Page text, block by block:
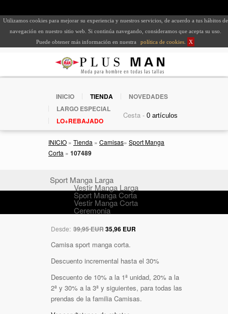
Utilizamos cookies para mejorar su experiencia y nuestros servicios, de acuerdo a tus hábitos de
navegación en nuestro sitio web. Si continúa navegando, consideramos que acepta su uso.
Puede obtener más información en nuestra
política de cookies X
INICIO TIENDA
NOVEDADES
LARGO ESPECIAL
LO+REBAJADO
Cesta -
INICIO » Tienda » Camisas» Sport Manga
Corta » 107489
Sport Manga Larga
Vestir Manga Larga
Sport Manga Corta
Vestir Manga Corta
Ceremonia
Desde: 39,95 EUR35,96 EUR
Camisa sport manga corta.
Descuento incremental hasta el 30%
Descuento de 10% a la 1ª unidad, 20% a la
2ª y 30% a la 3ª y siguientes, para todas las
prendas de la familia Camisas.